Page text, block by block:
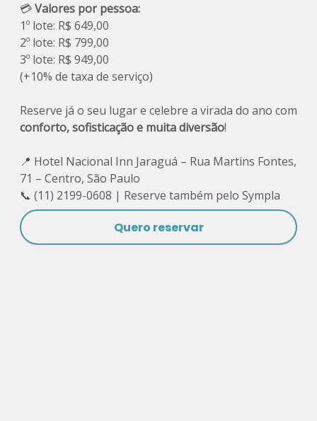
💳Valores por pessoa:
1º lote: R$ 649,00
2º lote: R$ 799,00
3º lote: R$ 949,00
(+10% de taxa de serviço)
Reserve já o seu lugar e celebre a virada do ano com
conforto, sofisticação e muita diversão!
📍 Hotel Nacional Inn Jaraguá – Rua Martins Fontes,
71 – Centro, São Paulo
📞 (11) 2199-0608 | Reserve também pelo Sympla
Quero reservar